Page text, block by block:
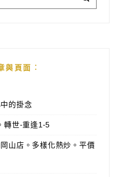
與頁面︰
的掛念
轉世-重逢1-5
山店。多樣化熱炒。平價